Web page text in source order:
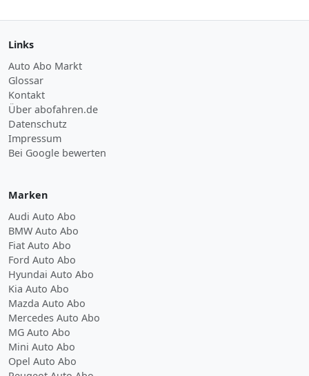
Links
Auto Abo Markt
Glossar
Kontakt
Über abofahren.de
Datenschutz
Impressum
Bei Google bewerten
Marken
Audi Auto Abo
BMW Auto Abo
Fiat Auto Abo
Ford Auto Abo
Hyundai Auto Abo
Kia Auto Abo
Mazda Auto Abo
Mercedes Auto Abo
MG Auto Abo
Mini Auto Abo
Opel Auto Abo